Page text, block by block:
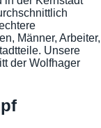
Männer, Arbeiter,
Unsere
der Wolfhager